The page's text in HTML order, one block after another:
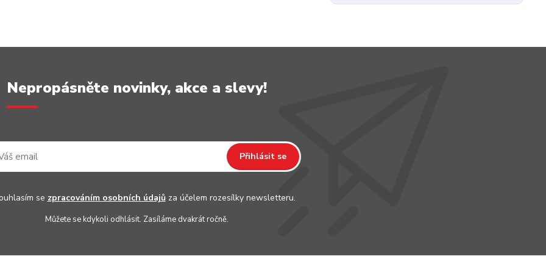
Nepropásněte novinky, akce a slevy!
Přihlásit se
se zpracováním osobních údajůza účelem rozesílky newsletteru.
Můžete se kdykoli odhlásit. Zasíláme dvakrát ročně.